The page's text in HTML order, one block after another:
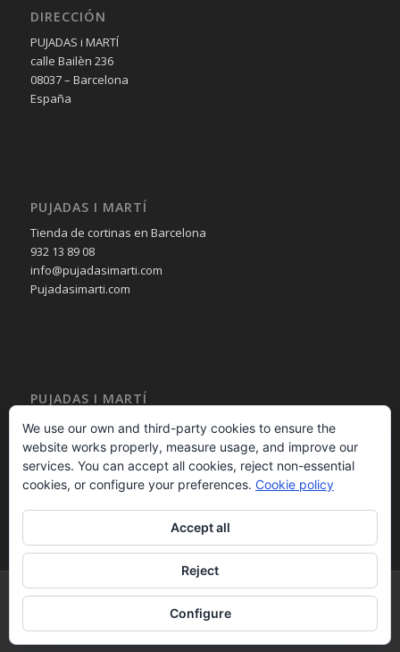
DIRECCIÓN
PUJADAS i MARTÍ
calle Bailèn 236
08037 – Barcelona
España
PUJADAS I MARTÍ
Tienda de cortinas en Barcelona
932 13 89 08
info@pujadasimarti.com
Pujadasimarti.com
PUJADAS I MARTÍ
Cortinas en Barcelona
Tendencia en cortinas
Asesoramiento en cortinas
Decoración en cortinas
PUJADAS i MARTÍ 2015 - calle Bailèn 236 08037 – Barcelona – España -
932 13 89 08 - - Desarrollo Web porB2B activa
We use our own and third-party cookies to ensure the
website works properly, measure usage, and improve our
services. You can accept all cookies, reject non-essential
cookies, or configure your preferences. Cookie policy
Accept all
Reject
Configure